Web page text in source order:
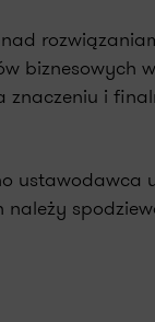
biznesowych
znaczeniu i